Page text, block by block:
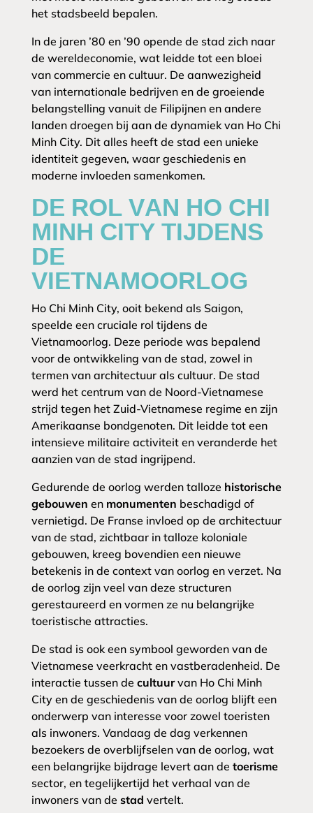
het stadsbeeld bepalen.
In de jaren ’80 en ’90 opende de stad zich naar
de wereldeconomie, wat leidde tot een bloei
van commercie en cultuur. De aanwezigheid
van internationale bedrijven en de groeiende
belangstelling vanuit de Filipijnen en andere
landen droegen bij aan de dynamiek van Ho Chi
Minh City. Dit alles heeft de stad een unieke
identiteit gegeven, waar geschiedenis en
moderne invloeden samenkomen.
DE ROL VAN HO CHI
MINH CITY TIJDENS
DE
VIETNAMOORLOG
Ho Chi Minh City, ooit bekend als Saigon,
speelde een cruciale rol tijdens de
Vietnamoorlog. Deze periode was bepalend
voor de ontwikkeling van de stad, zowel in
termen van architectuur als cultuur. De stad
werd het centrum van de Noord-Vietnamese
strijd tegen het Zuid-Vietnamese regime en zijn
Amerikaanse bondgenoten. Dit leidde tot een
intensieve militaire activiteit en veranderde het
aanzien van de stad ingrijpend.
Gedurende de oorlog werden talloze historische
gebouwen en monumenten beschadigd of
vernietigd. De Franse invloed op de architectuur
van de stad, zichtbaar in talloze koloniale
gebouwen, kreeg bovendien een nieuwe
betekenis in de context van oorlog en verzet. Na
de oorlog zijn veel van deze structuren
gerestaureerd en vormen ze nu belangrijke
toeristische attracties.
De stad is ook een symbool geworden van de
Vietnamese veerkracht en vastberadenheid. De
interactie tussen de cultuurvan Ho Chi Minh
City en de geschiedenis van de oorlog blijft een
onderwerp van interesse voor zowel toeristen
als inwoners. Vandaag de dag verkennen
bezoekers de overblijfselen van de oorlog, wat
een belangrijke bijdrage levert aan de toerisme
sector, en tegelijkertijd het verhaal van de
inwoners van de stad vertelt.